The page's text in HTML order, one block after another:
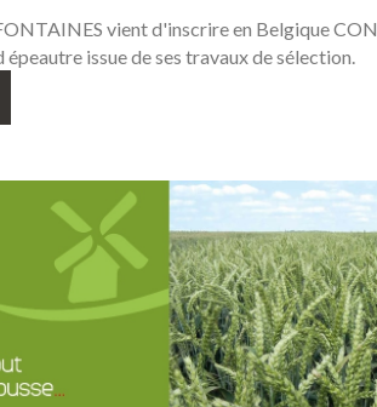
vient d'inscrire en Belgique
issue de ses travaux de sélection.